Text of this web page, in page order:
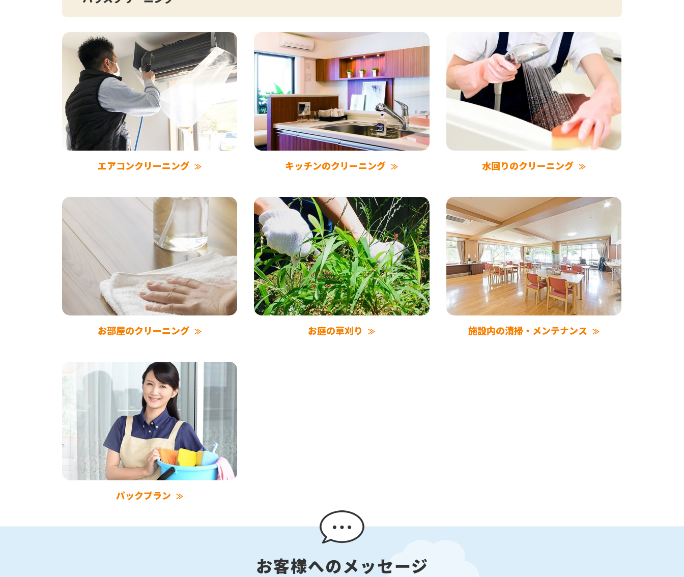
エアコンクリーニング キッチンのクリーニング 水回りのクリーニング
お部屋のクリーニング お庭の草刈り 施設内の清掃・メンテナンス
パックプラン
お客様へのメッセージ